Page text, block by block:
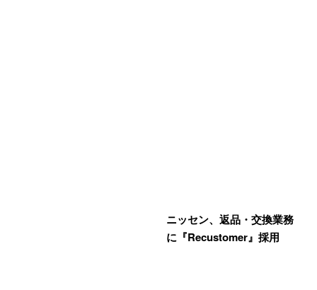
ニッセン、返品・交換業務
に『Recustomer』採用